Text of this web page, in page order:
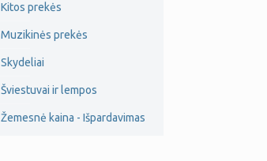
Kitos prekės
Muzikinės prekės
Skydeliai
Šviestuvai ir lempos
Žemesnė kaina - Išpardavimas